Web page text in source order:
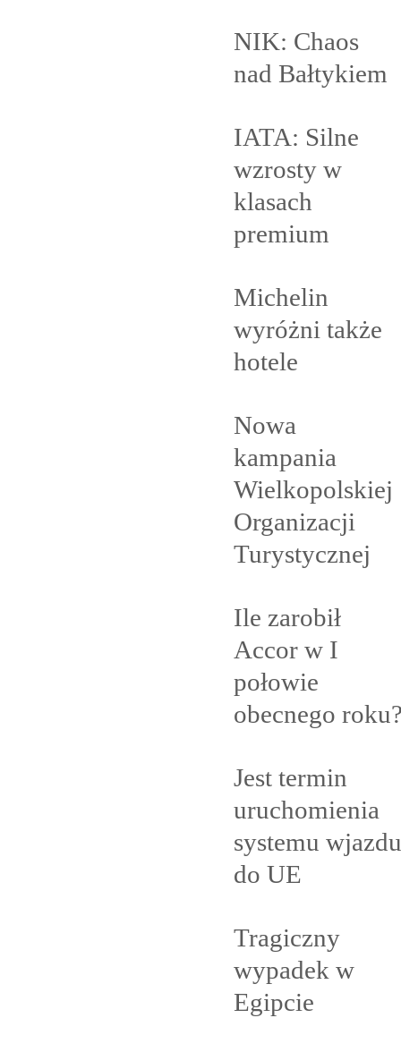
NIK: Chaos
nad Bałtykiem
IATA: Silne
wzrosty w
klasach
premium
Michelin
wyróżni także
hotele
Nowa
kampania
Wielkopolskiej
Organizacji
Turystycznej
Ile zarobił
Accor w I
połowie
obecnego
Jest termin
uruchomienia
systemu wjazdu
do UE
Tragiczny
wypadek w
Egipcie